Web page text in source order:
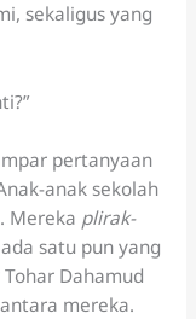
sekaligus yang
pertanyaan
anak sekolah
Mereka plirak-
satu pun yang
Dahamud
mereka.